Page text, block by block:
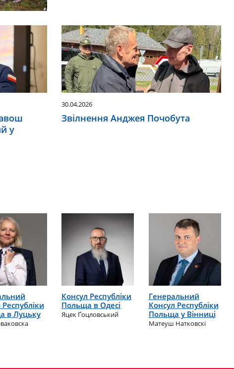
у
30.04.2026
Звілнення Анджея Почобута
Республіки
в Луцьку
Консул Республіки
Польща в Одесі
Яцек Ґоцловський
Генеральний
Консул Республіки
Польща у Вінниці
Матеуш Натковскі